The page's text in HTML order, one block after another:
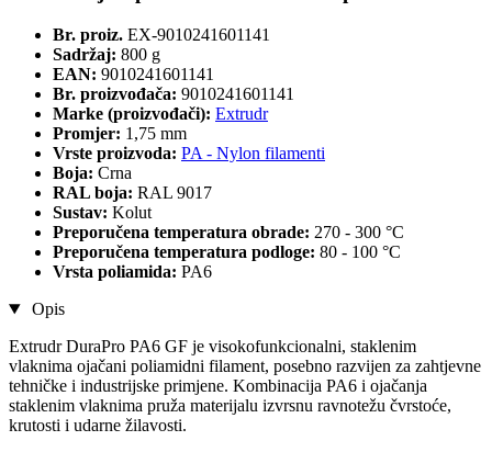
Br. proiz. EX-9010241601141
Sadržaj: 800 g
EAN: 9010241601141
Br. proizvođača: 9010241601141
Marke (proizvođači): Extrudr
Promjer: 1,75 mm
Vrste proizvoda: PA - Nylon filamenti
Boja: Crna
RAL boja: RAL 9017
Sustav: Kolut
Preporučena temperatura obrade: 270 - 300 °C
Preporučena temperatura podloge: 80 - 100 °C
Vrsta poliamida: PA6
Opis
Extrudr DuraPro PA6 GF je visokofunkcionalni, staklenim
vlaknima ojačani poliamidni filament, posebno razvijen za zahtjevne
tehničke i industrijske primjene. Kombinacija PA6 i ojačanja
staklenim vlaknima pruža materijalu izvrsnu ravnotežu čvrstoće,
krutosti i udarne žilavosti.